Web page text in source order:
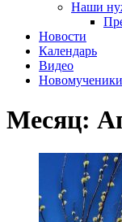
Наши
Новости
Календарь
Видео
Месяц: